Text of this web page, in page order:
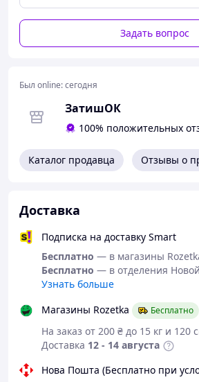
Задать вопрос
Был online:сегодня
ЗатишОК
100% положительных
Каталог продавца Отзывы о
Доставка
Подписка на доставку Smart
Бесплатно — в магазины
Бесплатно — в отделения
Узнать больше
Магазины Rozetka
Бесплатно
На заказ от 200 ₴ до 15 кг и 120
Доставка 12 - 14 августа
Нова Пошта (Бесплатно при